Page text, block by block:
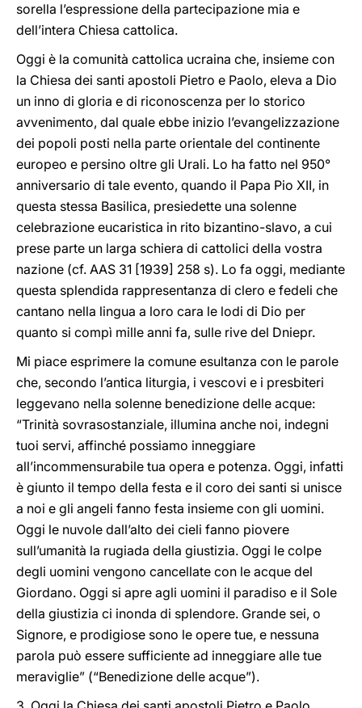
sorella l’espressione della partecipazione mia e
dell’intera Chiesa cattolica.
Oggi è la comunità cattolica ucraina che, insieme con
la Chiesa dei santi apostoli Pietro e Paolo, eleva a Dio
un inno di gloria e di riconoscenza per lo storico
avvenimento, dal quale ebbe inizio l’evangelizzazione
dei popoli posti nella parte orientale del continente
europeo e persino oltre gli Urali. Lo ha fatto nel 950°
anniversario di tale evento, quando il Papa Pio XII, in
questa stessa Basilica, presiedette una solenne
celebrazione eucaristica in rito bizantino-slavo, a cui
prese parte un larga schiera di cattolici della vostra
nazione (cf. AAS 31 [1939] 258 s). Lo fa oggi, mediante
questa splendida rappresentanza di clero e fedeli che
cantano nella lingua a loro cara le lodi di Dio per
quanto si compì mille anni fa, sulle rive del Dniepr.
Mi piace esprimere la comune esultanza con le parole
che, secondo l’antica liturgia, i vescovi e i presbiteri
leggevano nella solenne benedizione delle acque:
“Trinità sovrasostanziale, illumina anche noi, indegni
tuoi servi, affinché possiamo inneggiare
all’incommensurabile tua opera e potenza. Oggi, infatti
è giunto il tempo della festa e il coro dei santi si unisce
a noi e gli angeli fanno festa insieme con gli uomini.
Oggi le nuvole dall’alto dei cieli fanno piovere
sull’umanità la rugiada della giustizia. Oggi le colpe
degli uomini vengono cancellate con le acque del
Giordano. Oggi si apre agli uomini il paradiso e il Sole
della giustizia ci inonda di splendore. Grande sei, o
Signore, e prodigiose sono le opere tue, e nessuna
parola può essere sufficiente ad inneggiare alle tue
meraviglie” (“Benedizione delle acque”).